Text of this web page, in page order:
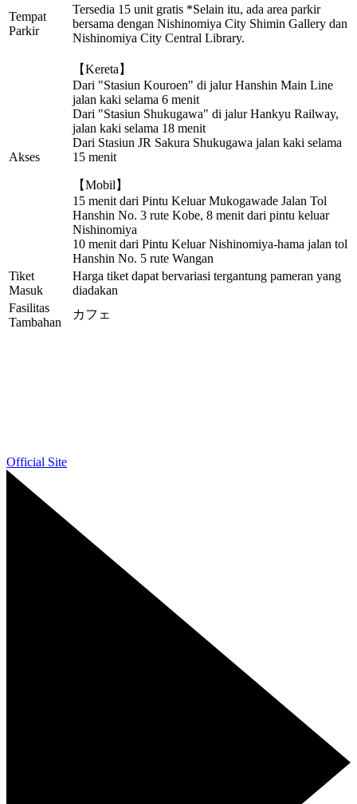
Tempat
Parkir
Tersedia 15 unit gratis *Selain itu, ada area parkir
bersama dengan Nishinomiya City Shimin Gallery dan
Nishinomiya City Central Library.
Akses
【Kereta】
Dari "Stasiun Kouroen" di jalur Hanshin Main Line
jalan kaki selama 6 menit
Dari "Stasiun Shukugawa" di jalur Hankyu Railway,
jalan kaki selama 18 menit
Dari Stasiun JR Sakura Shukugawa jalan kaki selama
15 menit
【Mobil】
15 menit dari Pintu Keluar Mukogawade Jalan Tol
Hanshin No. 3 rute Kobe, 8 menit dari pintu keluar
Nishinomiya
10 menit dari Pintu Keluar Nishinomiya-hama jalan tol
Hanshin No. 5 rute Wangan
Tiket
Masuk
Harga tiket dapat bervariasi tergantung pameran yang
diadakan
Fasilitas
Tambahan
カフェ
Official Site